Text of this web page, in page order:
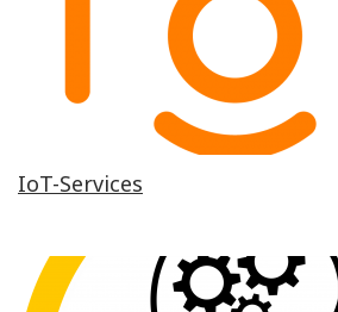
IoT-Services